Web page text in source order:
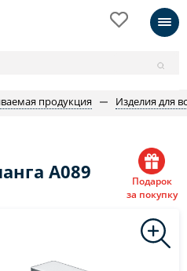
продукция Изделия для
A089
Подарок
за покупку